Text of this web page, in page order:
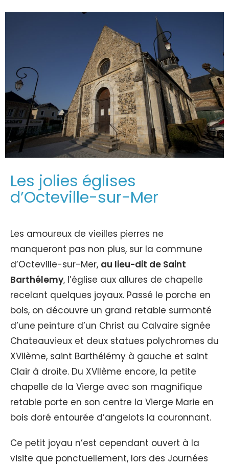
Les jolies églises
d’Octeville-sur-Mer
Les amoureux de vieilles pierres ne
manqueront pas non plus, sur la commune
d’Octeville-sur-Mer, au lieu-dit de Saint
Barthélemy, l’église aux allures de chapelle
recelant quelques joyaux. Passé le porche en
bois, on découvre un grand retable surmonté
d’une peinture d’un Christ au Calvaire signée
Chateauvieux et deux statues polychromes du
XVIIème, saint Barthélémy à gauche et saint
Clair à droite. Du XVIIème encore, la petite
chapelle de la Vierge avec son magnifique
retable porte en son centre la Vierge Marie en
bois doré entourée d’angelots la couronnant.
Ce petit joyau n’est cependant ouvert à la
visite que ponctuellement, lors des Journées